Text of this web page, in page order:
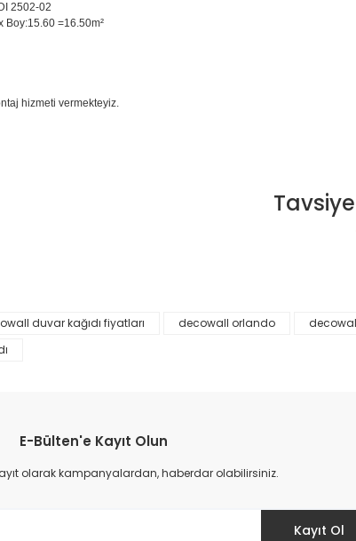
2502-02
Boy:15.60 =16.50m²
hizmeti vermekteyiz.
Bu
açıklamalarında ve diğer konularda yetersiz gördüğünüz
500 gr
duvar kağıdı fiyatları decowall orlando
E-Bülten'e Kayıt Olun
olarak kampanyalardan, haberdar olabilirsiniz.
Kayıt Ol